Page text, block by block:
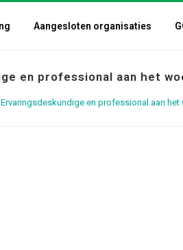
Aangesloten organisaties
en professional aan het
Ervaringsdeskundige en professional aan het